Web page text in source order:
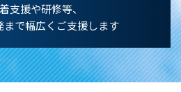
支援や研修等、
まで幅広くご支援します